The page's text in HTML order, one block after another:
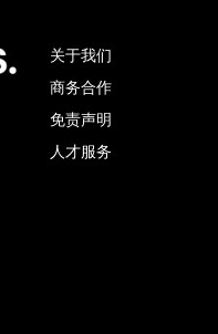
关于我们
商务合作
免责声明
人才服务